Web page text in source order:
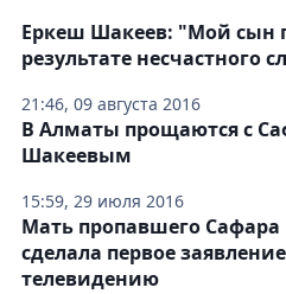
21:46, 09 августа 2016
Еркеш Шакеев: "Мой сын
результате несчастного
15:59, 29 июля 2016
В Алматы прощаются с
Шакеевым
Мать пропавшего
сделала первое
телевидению